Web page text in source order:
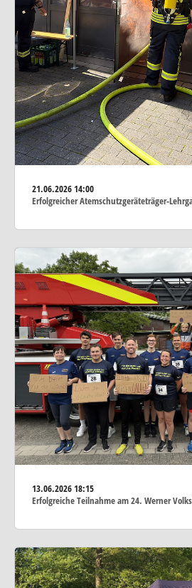
21.06.202614:00
Erfolgreicher Atemschutzgeräteträger-
13.06.202618:15
Erfolgreiche Teilnahme am 24. Werner